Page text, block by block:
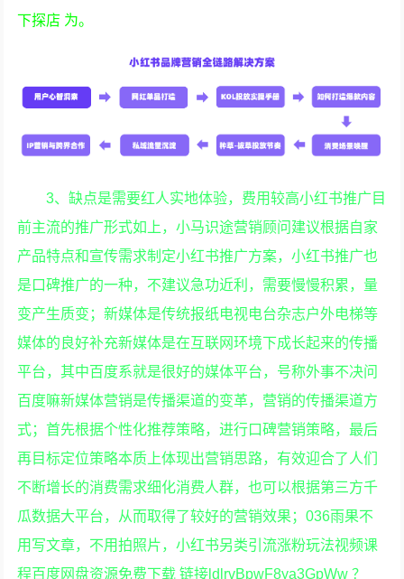
下探店 为。
3、缺点是需要红人实地体验，费用较高小红书推广目
前主流的推广形式如上，小马识途营销顾问建议根据自家
产品特点和宣传需求制定小红书推广方案，小红书推广也
是口碑推广的一种，不建议急功近利，需要慢慢积累，量
变产生质变；新媒体是传统报纸电视电台杂志户外电梯等
媒体的良好补充新媒体是在互联网环境下成长起来的传播
平台，其中百度系就是很好的媒体平台，号称外事不决问
百度嘛新媒体营销是传播渠道的变革，营销的传播渠道方
式；首先根据个性化推荐策略，进行口碑营销策略，最后
再目标定位策略本质上体现出营销思路，有效迎合了人们
不断增长的消费需求细化消费人群，也可以根据第三方千
瓜数据大平台，从而取得了较好的营销效果；036雨果不
用写文章，不用拍照片，小红书另类引流涨粉玩法视频课
程百度网盘资源免费下载 链接ldlrvBpwF8ya3GpWw ？